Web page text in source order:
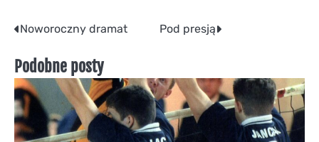
Nawigacja
wpisu
Noworoczny dramat Pod presją
Podobne posty